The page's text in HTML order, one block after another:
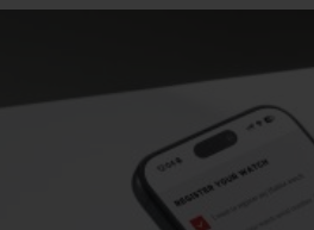
スピリット オブ ビッグ・バン